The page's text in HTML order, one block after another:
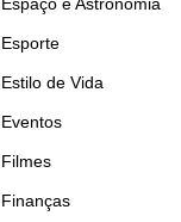
Espaço e Astronomia
Esporte
Estilo de Vida
Eventos
Filmes
Finanças